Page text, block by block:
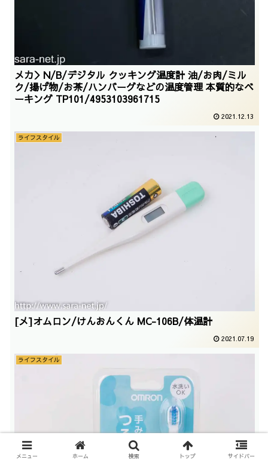
メカ＞N/B/デジタル クッキング温度計 油/お肉/ミル
ク/揚げ物/お茶/ハンバーグなどの温度管理 本質的なベ
ーキング TP101/4953103961715
2021.12.13
ライフスタイル
[メ]オムロン/けんおんくん MC-106B/体温計
2021.07.19
ライフスタイル
メニュー ホーム 検索 トップ サイドバー